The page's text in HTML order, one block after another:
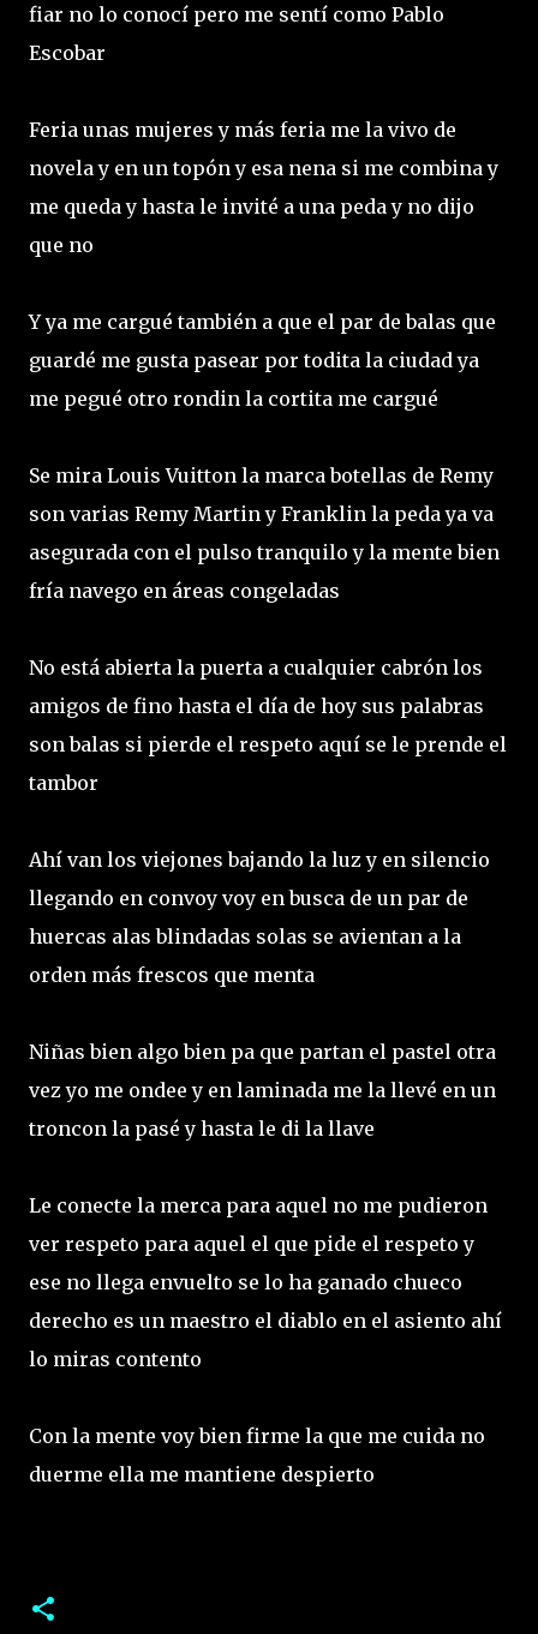
fiar no lo conocí pero me sentí como Pablo
Escobar
Feria unas mujeres y más feria me la vivo de
novela y en un topón y esa nena si me combina y
me queda y hasta le invité a una peda y no dijo
que no
Y ya me cargué también a que el par de balas que
guardé me gusta pasear por todita la ciudad ya
me pegué otro rondin la cortita me cargué
Se mira Louis Vuitton la marca botellas de Remy
son varias Remy Martin y Franklin la peda ya va
asegurada con el pulso tranquilo y la mente bien
fría navego en áreas congeladas
No está abierta la puerta a cualquier cabrón los
amigos de fino hasta el día de hoy sus palabras
son balas si pierde el respeto aquí se le prende el
tambor
Ahí van los viejones bajando la luz y en silencio
llegando en convoy voy en busca de un par de
huercas alas blindadas solas se avientan a la
orden más frescos que menta
Niñas bien algo bien pa que partan el pastel otra
vez yo me ondee y en laminada me la llevé en un
troncon la pasé y hasta le di la llave
Le conecte la merca para aquel no me pudieron
ver respeto para aquel el que pide el respeto y
ese no llega envuelto se lo ha ganado chueco
derecho es un maestro el diablo en el asiento ahí
lo miras contento
Con la mente voy bien firme la que me cuida no
duerme ella me mantiene despierto